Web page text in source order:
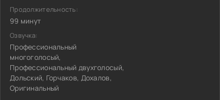
Продолжительность:
99 минут
Озвучка:
Профессиональный
многоголосый,
Профессиональный двухголосый,
Дольский, Горчаков, Дохалов,
Оригинальный